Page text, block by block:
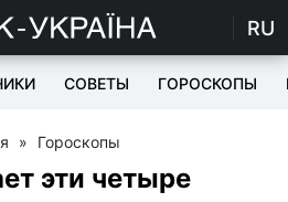
RU
СОВЕТЫ ГОРОСКОПЫ
» Гороскопы
эти четыре